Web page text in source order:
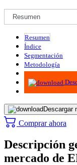
Resumen
Índice
Segmentación
Metodología
Infografías
Descargar
Comprar ahora
Descripción
mercado de